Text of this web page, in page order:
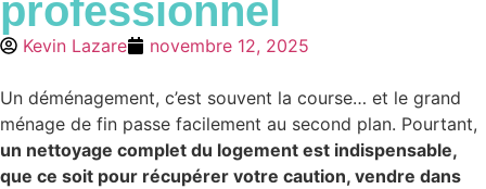
professionnel
Kevin Lazare novembre 12, 2025
Un déménagement, c’est souvent la course… et le grand
ménage de fin passe facilement au second plan. Pourtant,
un nettoyage complet du logement est indispensable,
que ce soit pour récupérer votre caution, vendre dans